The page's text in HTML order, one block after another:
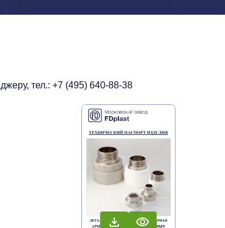
тел.: +7 (495) 640-88-38